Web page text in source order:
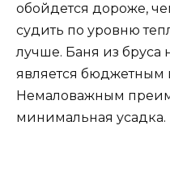
обойдется дороже,
судить по уровню
лучше. Баня из бруса
является бюджетным
Немаловажным
минимальная усадка.